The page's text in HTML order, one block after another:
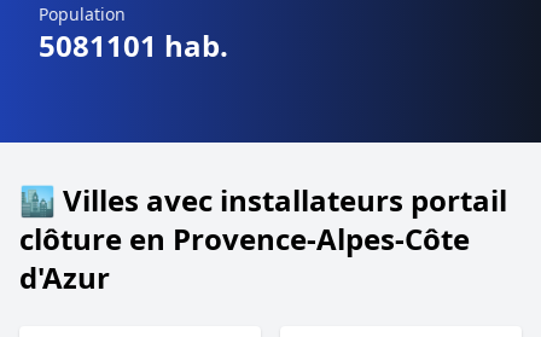
Population
5081101 hab.
🏙️ Villes avec installateurs portail
clôture en Provence-Alpes-Côte
d'Azur